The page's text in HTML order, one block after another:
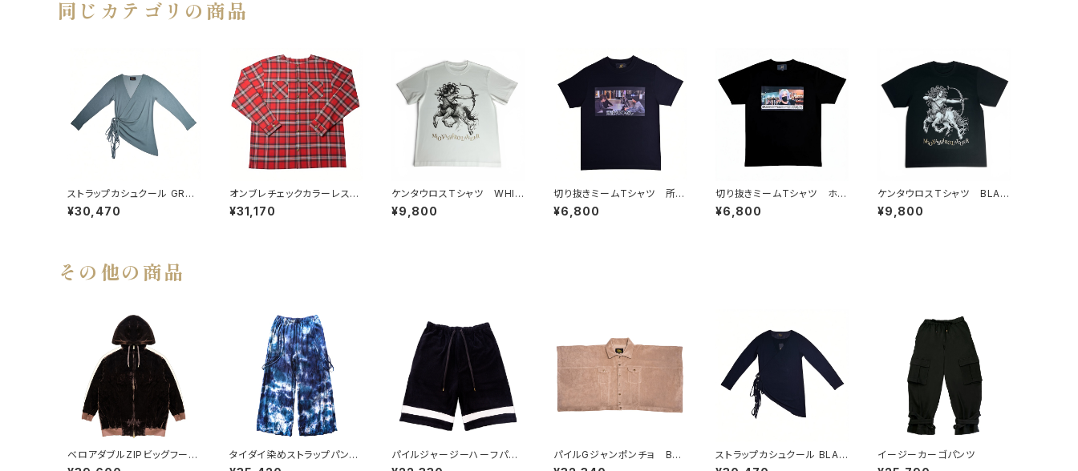
同じカテゴリの商品
ストラップカシュクール GREE
N
¥30,470
オンブレチェックカラーレスビ
ッグシャツ RED
¥31,170
ケンタウロスTシャツ WHIT
E
¥9,800
切り抜きミームTシャツ 所詮
ホストだし
¥6,800
切り抜きミームTシャツ ホス
トに奢ってもらおう
¥6,800
ケンタウロスTシャツ BLAC
K
¥9,800
その他の商品
ベロアダブルZIPビッグフード
パーカー BROWN
タイダイ染めストラップパン
ツ BLUE
パイルジャージーハーフパン
ツ BLACK
パイルGジャンポンチョ BEI
GE
ストラップカシュクール BLAC
K
イージーカーゴパンツ